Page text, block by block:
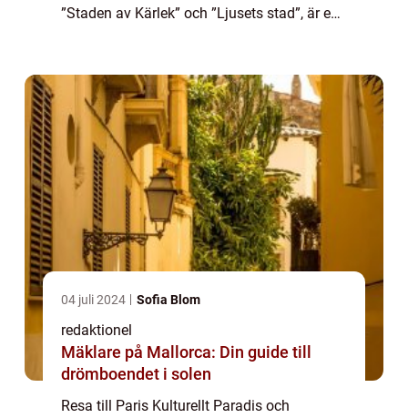
”Staden av Kärlek” och ”Ljusets stad”, är en
04 juli 2024 Sofia Blom
redaktionel
Mäklare på Mallorca: Din guide till
drömboendet i solen
Resa till Paris Kulturellt Paradis och